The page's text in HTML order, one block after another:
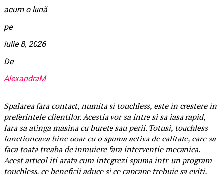
acum o lună
pe
iulie 8, 2026
De
AlexandraM
Spalarea fara contact, numita si touchless, este in crestere in
preferintele clientilor. Acestia vor sa intre si sa iasa rapid,
fara sa atinga masina cu burete sau perii. Totusi, touchless
functioneaza bine doar cu o spuma activa de calitate, care sa
faca toata treaba de inmuiere fara interventie mecanica.
Acest articol iti arata cum integrezi spuma intr-un program
touchless, ce beneficii aduce si ce capcane trebuie sa eviti.